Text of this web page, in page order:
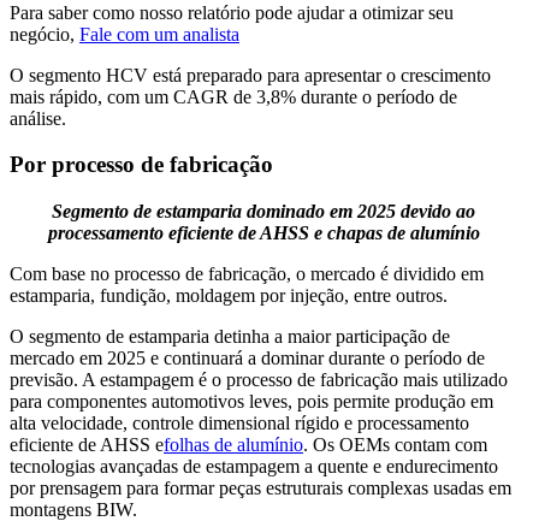
Para saber como nosso relatório pode ajudar a otimizar seu
negócio, Fale com um analista
O segmento HCV está preparado para apresentar o crescimento
mais rápido, com um CAGR de 3,8% durante o período de
análise.
Por processo de fabricação
Segmento de estamparia dominado em 2025 devido ao
processamento eficiente de AHSS e chapas de alumínio
Com base no processo de fabricação, o mercado é dividido em
estamparia, fundição, moldagem por injeção, entre outros.
O segmento de estamparia detinha a maior participação de
mercado em 2025 e continuará a dominar durante o período de
previsão. A estampagem é o processo de fabricação mais utilizado
para componentes automotivos leves, pois permite produção em
alta velocidade, controle dimensional rígido e processamento
eficiente de AHSS efolhas de alumínio. Os OEMs contam com
tecnologias avançadas de estampagem a quente e endurecimento
por prensagem para formar peças estruturais complexas usadas em
montagens BIW.